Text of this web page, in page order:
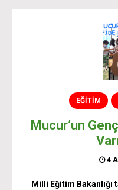
EĞİTİM
Mucur’un
4
Milli Eğitim Bakanlığı